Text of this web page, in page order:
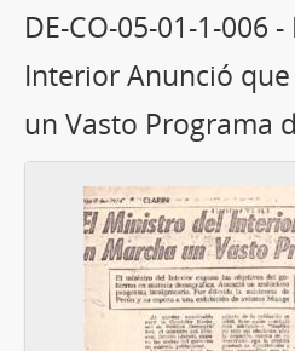
DE-CO-05-01-1-006
Interior Anunció
un Vasto Programa